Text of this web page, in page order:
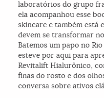
laboratórios do grupo
ela acompanhou esse
skincare e também está
devem se transformar
Batemos um papo no
esteve por aqui para
Revitalift Hialurônico,
finas do rosto e dos
conversa sobre ativos